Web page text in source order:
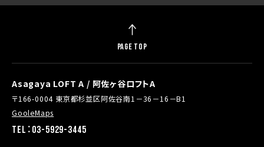
Asagaya LOFT A / 阿佐ヶ谷ロフトA
〒166-0004 東京都杉並区阿佐谷南1－36－16－B1
GooleMaps
TEL：03-5929-3445
PAGE TOP